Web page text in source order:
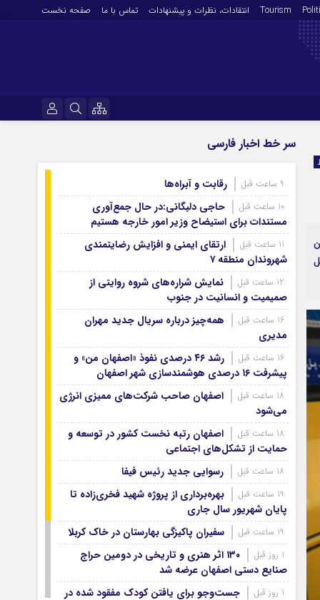
Tourism انتقادات‌، نظرات و پیشنهادات تماس با ما صفحه نخست
رمز عبور
مرا به خاطر بسپار
آرشیو ۱۴۰۵
آرشیو ۱۴۰۴
آرشیو ۱۴۰۳
آرشیو ۱۴۰۱
آرشیو ۱۴۰۰
آرشیو ۱۳۹۹
آرشیو ۱۳۹۷
سر خط اخبار فارسی
رقابت و آبراه‌ها
حاجی دلیگانی:در حال جمع‌آوری
مستندات برای استیضاح وزیر امور خارجه هستیم
ارتقای ایمنی و افزایش رضایتمندی
شهروندان منطقه ۷
نمایش شراره‌های شروه روایتی از
صمیمیت و انسانیت در جنوب
همه‌چیز درباره سریال جدید مهران
مدیری
رشد ۴۶ درصدی نفوذ «اصفهان من» و
پیشرفت ۱۶ درصدی هوشمندسازی شهر اصفهان
اصفهان صاحب شرکت‌های ممیزی انرژی
می‌شود
اصفهان رتبه نخست کشور در توسعه و
حمایت از تشکل‌های اجتماعی
رسوایی جدید رئیس فیفا
بهره‌برداری از پروژه شهید فخری‌زاده تا
پایان شهریور سال جاری
سفیران پاکیزگی بهارستان در خاک کربلا
۱۳۰ اثر هنری و تاریخی در دومین حراج
صنایع دستی اصفهان عرضه شد
جست‌وجو برای یافتن کودک مفقود شده در